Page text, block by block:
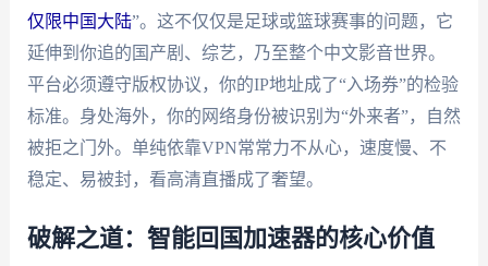
仅限中国大陆”。这不仅仅是足球或篮球赛事的问题，它
延伸到你追的国产剧、综艺，乃至整个中文影音世界。
平台必须遵守版权协议，你的IP地址成了“入场券”的检验
标准。身处海外，你的网络身份被识别为“外来者”，自然
被拒之门外。单纯依靠VPN常常力不从心，速度慢、不
稳定、易被封，看高清直播成了奢望。
破解之道：智能回国加速器的核心价值